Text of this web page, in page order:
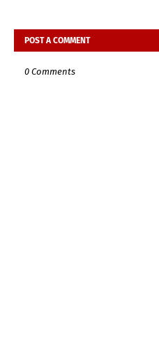
POST A COMMENT
0 Comments